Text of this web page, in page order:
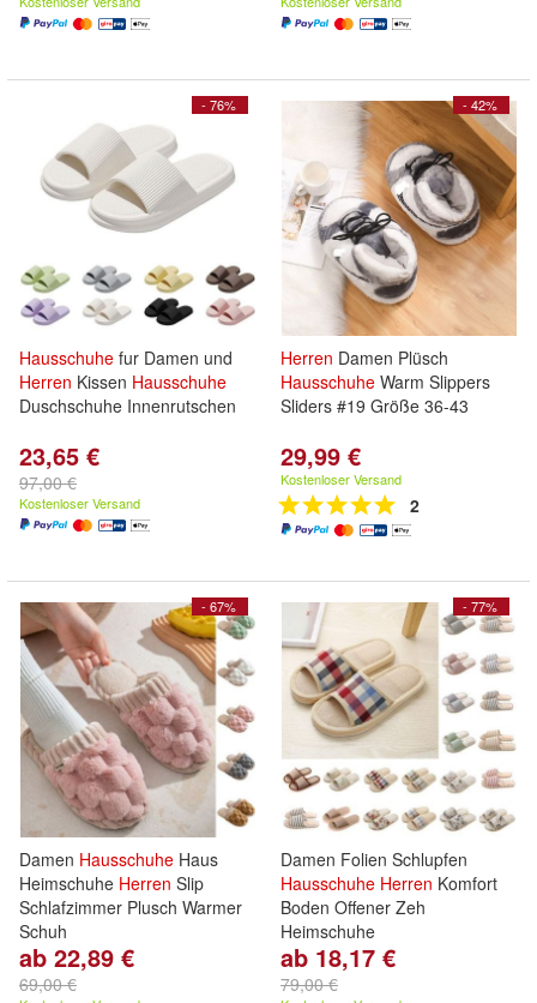
- 76%
Hausschuhe fur Damen und
Herren Kissen Hausschuhe
Duschschuhe Innenrutschen
23,65 €
97,00 €
Kostenloser Versand
- 42%
Herren Damen Plüsch
Hausschuhe Warm Slippers
Sliders #19 Größe 36-43
29,99 €
Kostenloser Versand
2
- 67%
Damen Hausschuhe Haus
Heimschuhe Herren Slip
Schlafzimmer Plusch Warmer
Schuh
ab 22,89 €
69,00 €
- 77%
Damen Folien Schlupfen
Hausschuhe Herren Komfort
Boden Offener Zeh
Heimschuhe
ab 18,17 €
79,00 €